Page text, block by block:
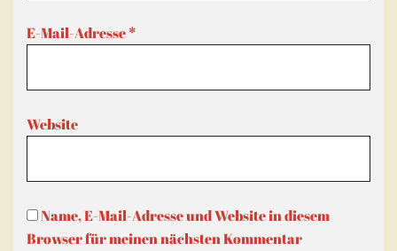
E-Mail-Adresse*
Website
Name, E-Mail-Adresse und Website in diesem
Browser für meinen nächsten Kommentar